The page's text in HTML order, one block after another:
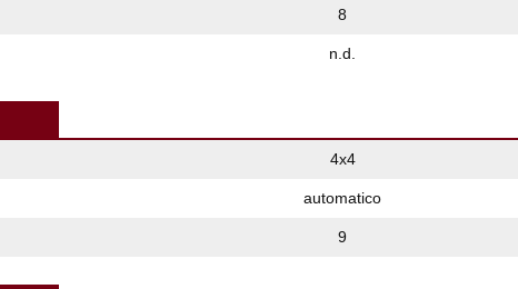
8
n.d.
4x4
automatico
9